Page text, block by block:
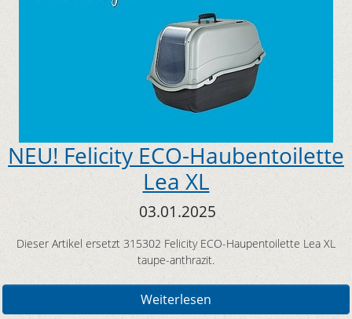
NEU! Felicity ECO-Haubentoilette
Lea XL
03.01.2025
Dieser Artikel ersetzt 315302 Felicity ECO-Haupentoilette Lea XL
taupe-anthrazit.
Weiterlesen